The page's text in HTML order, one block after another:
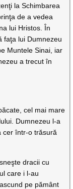
la Schimbarea
de a vedea
lui Hristos. În
faţa lui Dumnezeu
Muntele Sinai, iar
a trecut în
cel mai mare
Dumnezeu l-a
cer într-o trăsură
dracii cu
care i l-au
pe pământ